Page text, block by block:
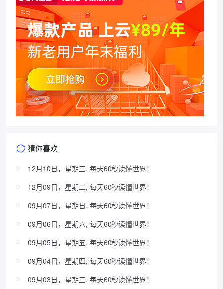
猜你喜欢
12月10日，星期三, 每天60秒读懂世界！
12月09日，星期二, 每天60秒读懂世界！
09月07日，星期日, 每天60秒读懂世界！
09月06日，星期六, 每天60秒读懂世界！
09月05日，星期五, 每天60秒读懂世界！
09月04日，星期四, 每天60秒读懂世界！
09月03日，星期三, 每天60秒读懂世界！